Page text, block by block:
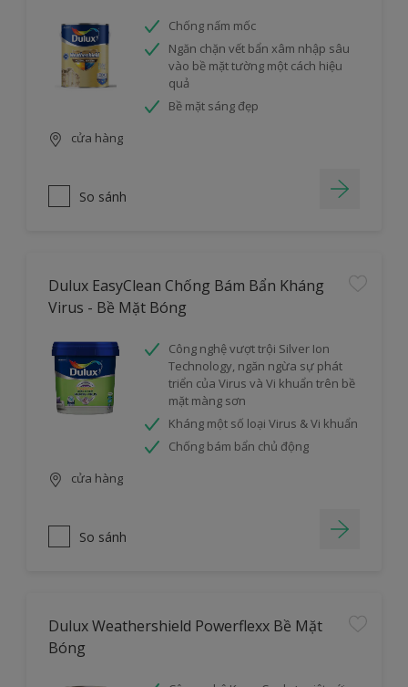
Chống nấm mốc
Ngăn chặn vết bẩn xâm nhập sâu
vào bề mặt tường một cách hiệu
quả
Bề mặt sáng đẹp
cửa hàng
So sánh
Dulux EasyClean Chống Bám Bẩn Kháng
Virus - Bề Mặt Bóng
Công nghệ vượt trội Silver Ion
Technology, ngăn ngừa sự phát
triển của Virus và Vi khuẩn trên bề
mặt màng sơn
Kháng một số loại Virus & Vi khuẩn
Chống bám bẩn chủ động
cửa hàng
So sánh
Dulux Weathershield Powerflexx Bề Mặt
Bóng